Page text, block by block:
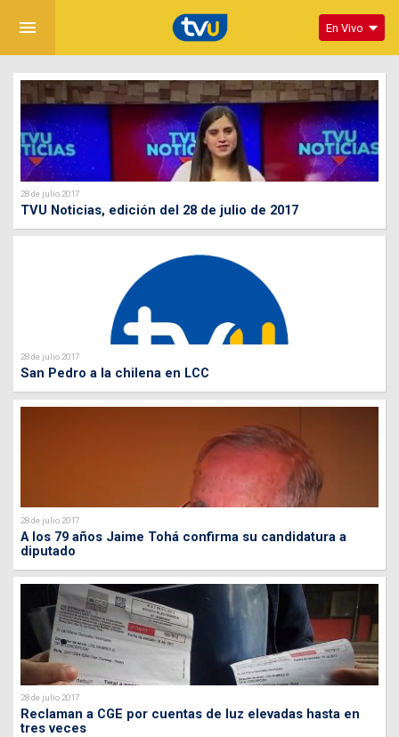
menu En Vivo
28 de julio 2017
TVU Noticias, edición del 28 de julio de 2017
28 de julio 2017
San Pedro a la chilena en LCC
28 de julio 2017
A los 79 años Jaime Tohá confirma su candidatura a
diputado
28 de julio 2017
Reclaman a CGE por cuentas de luz elevadas hasta en
tres veces